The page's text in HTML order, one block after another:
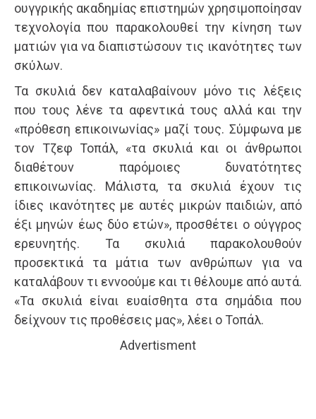
ουγγρικής ακαδημίας επιστημών χρησιμοποίησαν
τεχνολογία που παρακολουθεί την κίνηση των
ματιών για να διαπιστώσουν τις ικανότητες των
σκύλων.
Τα σκυλιά δεν καταλαβαίνουν μόνο τις λέξεις
που τους λένε τα αφεντικά τους αλλά και την
«πρόθεση επικοινωνίας» μαζί τους. Σύμφωνα με
τον Τζεφ Τοπάλ, «τα σκυλιά και οι άνθρωποι
διαθέτουν παρόμοιες δυνατότητες
επικοινωνίας. Μάλιστα, τα σκυλιά έχουν τις
ίδιες ικανότητες με αυτές μικρών παιδιών, από
έξι μηνών έως δύο ετών», προσθέτει ο ούγγρος
ερευνητής. Τα σκυλιά παρακολουθούν
προσεκτικά τα μάτια των ανθρώπων για να
καταλάβουν τι εννοούμε και τι θέλουμε από αυτά.
«Τα σκυλιά είναι ευαίσθητα στα σημάδια που
δείχνουν τις προθέσεις μας», λέει ο Τοπάλ.
Advertisment